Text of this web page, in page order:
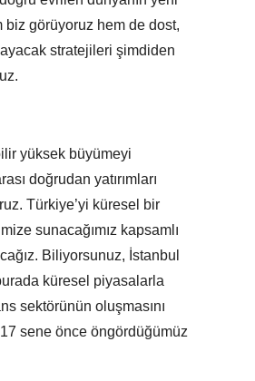
biz görüyoruz hem de dost,
stratejileri şimdiden
yüksek büyümeyi
doğrudan yatırımları
Türkiye’yi küresel bir
sunacağımız kapsamlı
Biliyorsunuz, İstanbul
küresel piyasalarla
sektörünün oluşmasını
sene önce öngördüğümüz